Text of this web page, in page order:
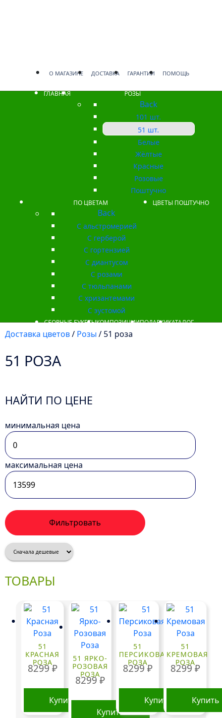
О МАГАЗИНЕ ДОСТАВКА ГАРАНТИИ ПОМОЩЬ
ГЛАВНАЯ РОЗЫ
Back
101 шт.
51 шт.
Белые
Жёлтые
Красные
Розовые
Поштучно
ПО ЦВЕТАМ
Back
С альстромерией
С герберой
С гортензией
С диантусом
С розами
С тюльпанами
С хризантемами
С эустомой
ЦВЕТЫ ПОШТУЧНО
СБОРНЫЕ БУКЕТЫКОМПОЗИЦИИПОДАРКИКАТАЛОГ
Доставка цветов/ Розы / 51 роза
51 РОЗА
НАЙТИ ПО ЦЕНЕ
минимальная цена
максимальная цена
Фильтровать
ТОВАРЫ
51
КРАСНАЯ
РОЗА
8299₽
Купить
51 ЯРКО-
РОЗОВАЯ
РОЗА
8299₽
Купить
51
ПЕРСИКОВАЯ
РОЗА
8299₽
Купить
51
КРЕМОВАЯ
РОЗА
8299₽
Купить